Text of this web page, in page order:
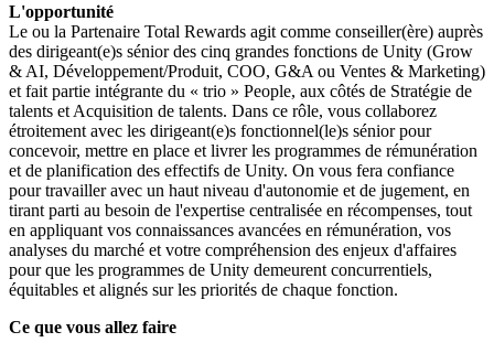
L'opportunité
Le ou la Partenaire Total Rewards agit comme conseiller(ère) auprès
des dirigeant(e)s sénior des cinq grandes fonctions de Unity (Grow
& AI, Développement/Produit, COO, G&A ou Ventes & Marketing)
et fait partie intégrante du « trio » People, aux côtés de Stratégie de
talents et Acquisition de talents. Dans ce rôle, vous collaborez
étroitement avec les dirigeant(e)s fonctionnel(le)s sénior pour
concevoir, mettre en place et livrer les programmes de rémunération
et de planification des effectifs de Unity. On vous fera confiance
pour travailler avec un haut niveau d'autonomie et de jugement, en
tirant parti au besoin de l'expertise centralisée en récompenses, tout
en appliquant vos connaissances avancées en rémunération, vos
analyses du marché et votre compréhension des enjeux d'affaires
pour que les programmes de Unity demeurent concurrentiels,
équitables et alignés sur les priorités de chaque fonction.
Ce que vous allez faire